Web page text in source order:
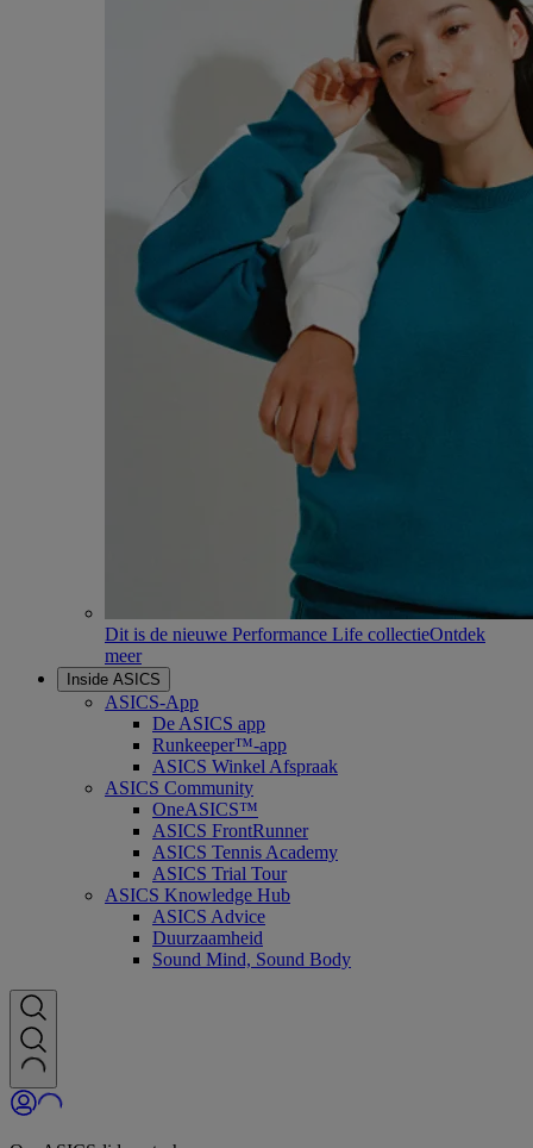
Dit is de nieuwe Performance Life collectieOntdek
meer
Inside ASICS
ASICS-App
De ASICS app
Runkeeper™-app
ASICS Winkel Afspraak
ASICS Community
OneASICS™
ASICS FrontRunner
ASICS Tennis Academy
ASICS Trial Tour
ASICS Knowledge Hub
ASICS Advice
Duurzaamheid
Sound Mind, Sound Body